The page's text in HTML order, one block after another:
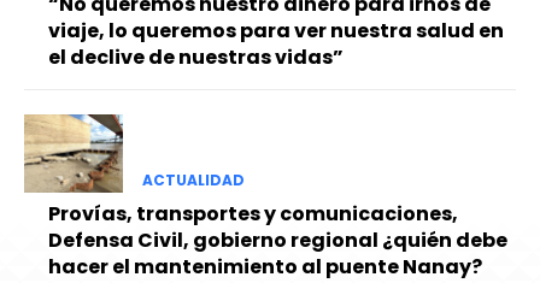
viaje, lo queremos para ver nuestra salud en
el declive de nuestras vidas”
ACTUALIDAD
Provías, transportes y comunicaciones,
Defensa Civil, gobierno regional ¿quién debe
hacer el mantenimiento al puente Nanay?